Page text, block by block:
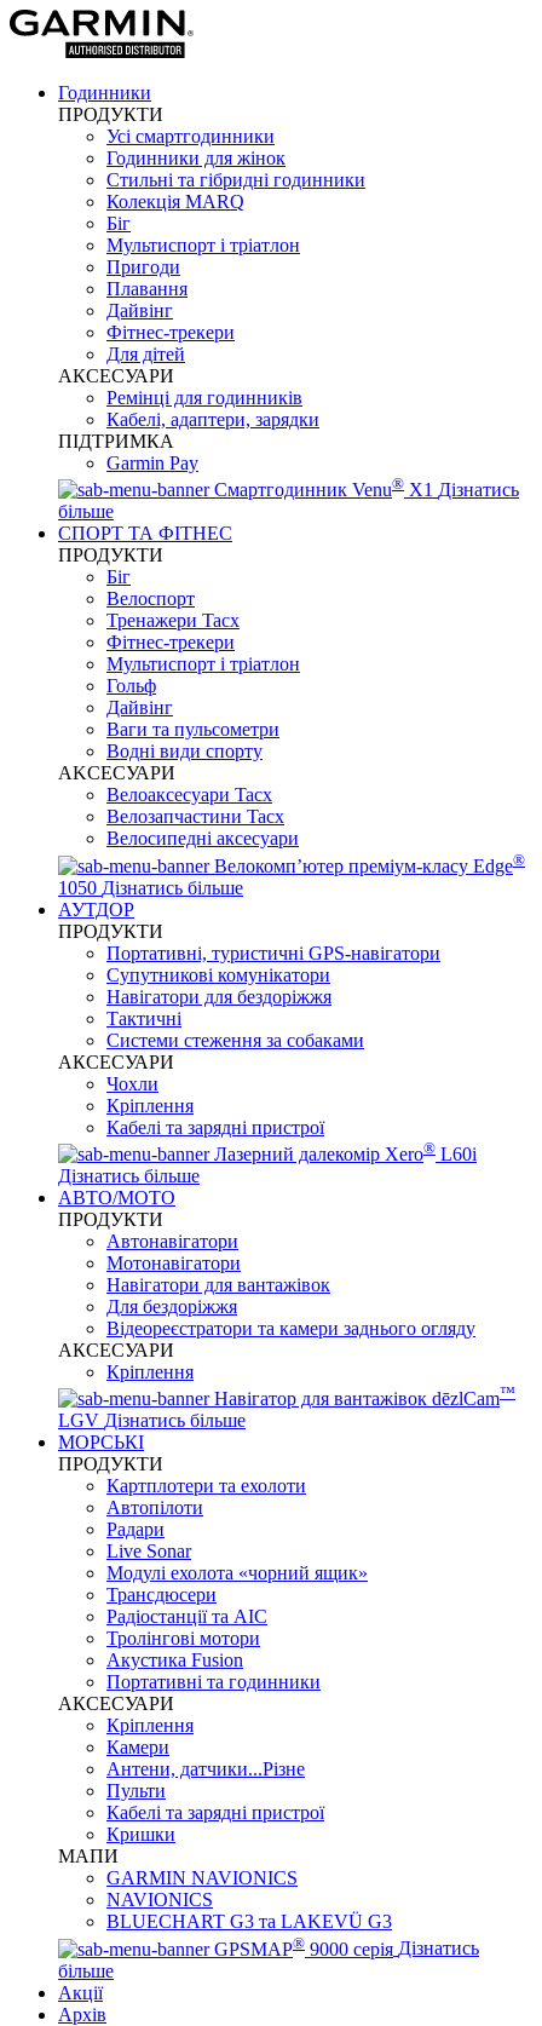
Годинники
ПРОДУКТИ
Усі смартгодинники
Годинники для жінок
Стильні та гібридні годинники
Колекція MARQ
Біг
Мультиспорт і тріатлон
Пригоди
Плавання
Дайвінг
Фітнес-трекери
Для дітей
АКСЕСУАРИ
Ремінці для годинників
Кабелі, адаптери, зарядки
ПІДТРИМКА
Garmin Pay
Смартгодинник Venu® X1 Дізнатись
більше
СПОРТ ТА ФІТНЕС
ПРОДУКТИ
Біг
Велоспорт
Тренажери Tacx
Фітнес-трекери
Мультиспорт і тріатлон
Гольф
Дайвінг
Ваги та пульсометри
Водні види спорту
AKCЕСУАРИ
Велоаксесуари Tacx
Велозапчастини Tacx
Велосипедні аксесуари
Велокомп’ютер преміум-класу Edge®
1050 Дізнатись більше
АУТДОР
ПРОДУКТИ
Портативні, туристичні GPS-навігатори
Супутникові комунікатори
Навігатори для бездоріжжя
Тактичні
Системи стеження за собаками
АКСЕСУАРИ
Чохли
Кріплення
Кабелі та зарядні пристрої
Лазерний далекомір Xero® L60i
Дізнатись більше
АВТО/МОТО
ПРОДУКТИ
Автонавігатори
Мотонавігатори
Навігатори для вантажівок
Для бездоріжжя
Відеореєстратори та камери заднього огляду
АКСЕСУАРИ
Кріплення
Навігатор для вантажівок dēzlCam™
LGV Дізнатись більше
МОРСЬКІ
ПРОДУКТИ
Картплотери та ехолоти
Автопілоти
Радари
Live Sonar
Модулі ехолота «чорний ящик»
Трансдюсери
Радіостанції та АІС
Тролінгові мотори
Акустика Fusion
Портативні та годинники
АКСЕСУАРИ
Кріплення
Камери
Антени, датчики...Різне
Пульти
Кабелі та зарядні пристрої
Кришки
МАПИ
GARMIN NAVIONICS
NAVIONICS
BLUECHART G3 та LAKEVÜ G3
GPSMAP® 9000 серія Дізнатись
більше
Акції
Архів